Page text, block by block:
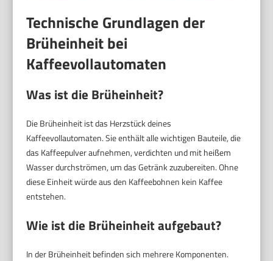
Technische Grundlagen der
Brüheinheit bei
Kaffeevollautomaten
Was ist die Brüheinheit?
Die Brüheinheit ist das Herzstück deines
Kaffeevollautomaten. Sie enthält alle wichtigen Bauteile, die
das Kaffeepulver aufnehmen, verdichten und mit heißem
Wasser durchströmen, um das Getränk zuzubereiten. Ohne
diese Einheit würde aus den Kaffeebohnen kein Kaffee
entstehen.
Wie ist die Brüheinheit aufgebaut?
In der Brüheinheit befinden sich mehrere Komponenten.